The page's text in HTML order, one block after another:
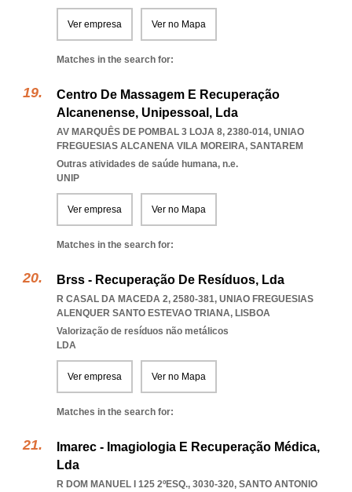
Ver empresa Ver no Mapa
Matches in the search for:
Centro De Massagem E Recuperação
Alcanenense, Unipessoal, Lda
AV MARQUÊS DE POMBAL 3 LOJA 8, 2380-014, UNIAO
FREGUESIAS ALCANENA VILA MOREIRA, SANTAREM
Outras atividades de saúde humana, n.e.
UNIP
Ver empresa Ver no Mapa
Matches in the search for:
Brss - Recuperação De Resíduos, Lda
R CASAL DA MACEDA 2, 2580-381, UNIAO FREGUESIAS
ALENQUER SANTO ESTEVAO TRIANA, LISBOA
Valorização de resíduos não metálicos
LDA
Ver empresa Ver no Mapa
Matches in the search for:
Imarec - Imagiologia E Recuperação Médica,
Lda
R DOM MANUEL I 125 2ºESQ., 3030-320, SANTO ANTONIO